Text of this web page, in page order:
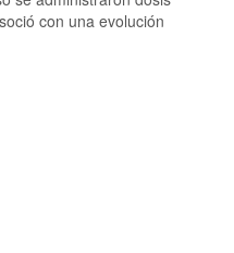
con una evolución